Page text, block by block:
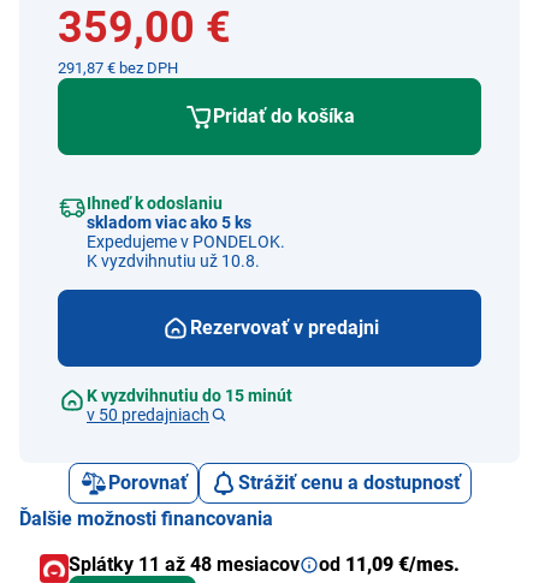
359,00 €
291,87 € bez DPH
Pridať do košíka
Ihneď k odoslaniu
skladom viac ako 5 ks
Expedujeme v PONDELOK.
K vyzdvihnutiu už 10.8.
Rezervovať v predajni
K vyzdvihnutiu do 15 minút
v 50 predajniach
Porovnať
Strážiť cenu a dostupnosť
Ďalšie možnosti financovania
Splátky 11 až 48 mesiacov
od 11,09 €/mes.